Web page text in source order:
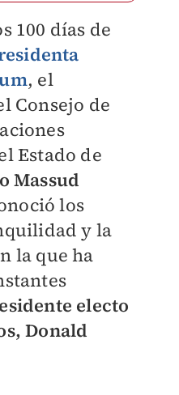
100 días de
, el
Consejo de
Estado de
Massud
los
y la
la que ha
electo
Donald